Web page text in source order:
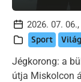
2026. 07.
Sport Világ
Jégkorong: a
útja Miskolcon